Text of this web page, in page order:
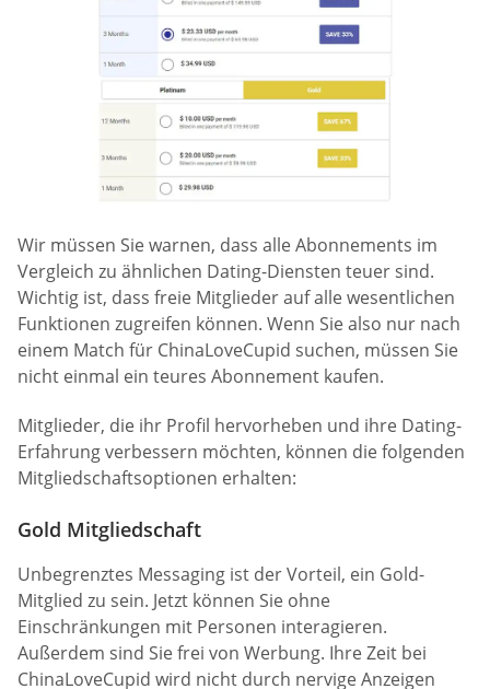
Wir müssen Sie warnen, dass alle Abonnements im
Vergleich zu ähnlichen Dating-Diensten teuer sind.
Wichtig ist, dass freie Mitglieder auf alle wesentlichen
Funktionen zugreifen können. Wenn Sie also nur nach
einem Match für ChinaLoveCupid suchen, müssen Sie
nicht einmal ein teures Abonnement kaufen.
Mitglieder, die ihr Profil hervorheben und ihre Dating-
Erfahrung verbessern möchten, können die folgenden
Mitgliedschaftsoptionen erhalten:
Gold Mitgliedschaft
Unbegrenztes Messaging ist der Vorteil, ein Gold-
Mitglied zu sein. Jetzt können Sie ohne
Einschränkungen mit Personen interagieren.
Außerdem sind Sie frei von Werbung. Ihre Zeit bei
ChinaLoveCupid wird nicht durch nervige Anzeigen